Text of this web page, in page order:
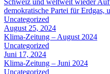
Schweiz und weltweit wieder
demokratische Partei für
Uncategorized
August 25, 2024
Klima-Zeitung – August 2024
Uncategorized
Juni 17, 2024
Klima-Zeitung – Juni 2024
Uncategorized